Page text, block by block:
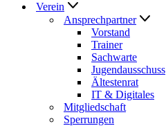
Verein
Ansprechpartner
Vorstand
Trainer
Sachwarte
Jugendausschuss
Ältestenrat
IT & Digitales
Mitgliedschaft
Sperrungen